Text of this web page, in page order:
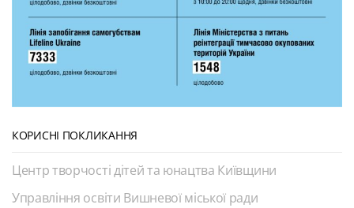
КОРИСНІ ПОКЛИКАННЯ
Центр творчості дітей та юнацтва Київщини
Управління освіти Вишневої міської ради